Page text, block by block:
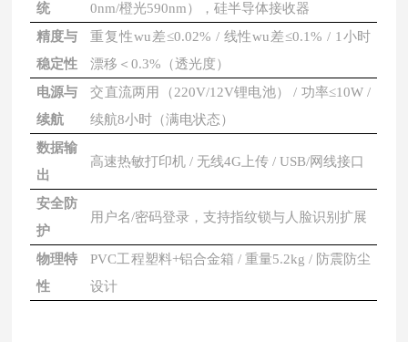
统
0nm/橙光590nm），硅半导体接收器
精度与
稳定性
重复性wu差≤0.02% / 线性wu差≤0.1% / 1小时
漂移＜0.3%（透光度）
电源与
续航
交直流两用（220V/12V锂电池） / 功率≤10W /
续航8小时（满电状态）
数据输
出
高速热敏打印机 / 无线4G上传 / USB/网线接口
安全防
护
用户名/密码登录，支持指纹锁与人脸识别扩展
物理特
性
PVC工程塑料+铝合金箱 / 重量5.2kg / 防震防尘
设计